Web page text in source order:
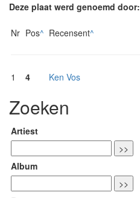
Deze plaat werd genoemd door:
Nr Pos^ Recensent^
1 4 Ken Vos
Zoeken
Artiest
Album